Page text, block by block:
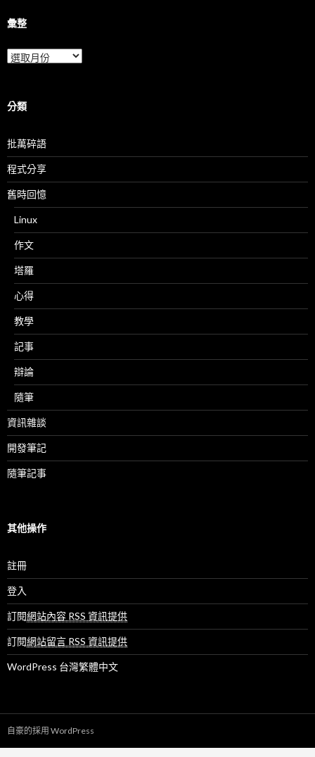
彙整
彙
整
分類
批萬碎語
程式分享
舊時回憶
Linux
作文
塔羅
心得
教學
記事
辯論
隨筆
資訊雜談
開發筆記
隨筆記事
其他操作
註冊
登入
訂閱網站內容 RSS 資訊提供
訂閱網站留言 RSS 資訊提供
WordPress 台灣繁體中文
自豪的採用 WordPress